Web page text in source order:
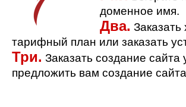
доменное имя.
Два.
тарифный план или заказать
Три. Заказать создание
предложить вам создание